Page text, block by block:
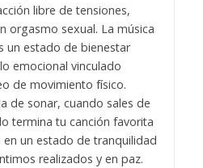
libre de tensiones,
orgasmo sexual. La música
un estado de bienestar
emocional vinculado
de movimiento físico.
de sonar, cuando sales de
termina tu canción favorita
un estado de tranquilidad
realizados y en paz.